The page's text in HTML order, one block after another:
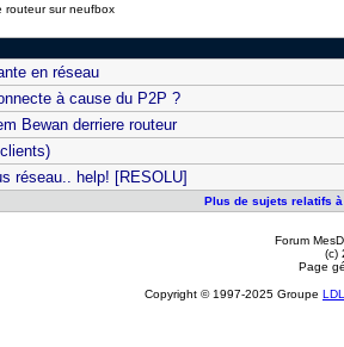
sur neufbox
en réseau
à cause du P2P ?
Bewan derriere routeur
réseau.. help! [RESOLU]
Plus de sujets relatifs
Forum
(c)
Page
Copyright © 1997-2025 Groupe